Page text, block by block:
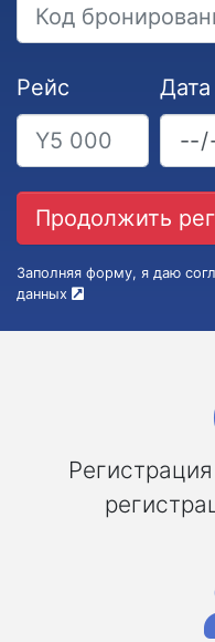
Рейс
Заполняя форму, я даю
данных